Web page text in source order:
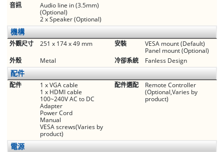
音訊
Audio line in (3.5mm)
(Optional)
2 x Speaker (Optional)
機構
外觀尺寸 251 x 174 x 49 mm 安裝
VESA mount (Default)
Panel mount (Optional)
外殼
Metal 冷卻系統 Fanless Design
配件
配件
1 x VGA cable
1 x HDMI cable
100~240V AC to DC
Adapter
Power Cord
Manual
VESA screws(Varies by
product)
配件選配
Remote Controller
(Optional,Varies by
product)
電源